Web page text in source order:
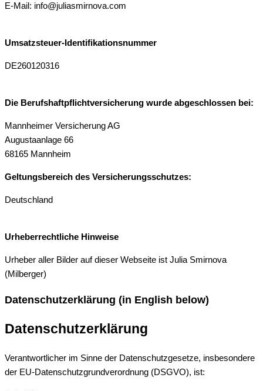
E-Mail: info@juliasmirnova.com
Umsatzsteuer-Identifikationsnummer
DE260120316
Die Berufshaftpflichtversicherung wurde abgeschlossen bei:
Mannheimer Versicherung AG
Augustaanlage 66
68165 Mannheim
Geltungsbereich des Versicherungsschutzes:
Deutschland
Urheberrechtliche Hinweise
Urheber aller Bilder auf dieser Webseite ist Julia Smirnova
(Milberger)
Datenschutzerklärung (in English below)
Datenschutzerklärung
Verantwortlicher im Sinne der Datenschutzgesetze, insbesondere
der EU-Datenschutzgrundverordnung (DSGVO), ist: